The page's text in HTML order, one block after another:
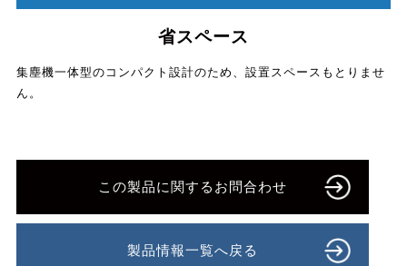
省スペース
集塵機一体型のコンパクト設計のため、設置スペースもとりませ
ん。
この製品に関するお問合わせ
製品情報一覧へ戻る